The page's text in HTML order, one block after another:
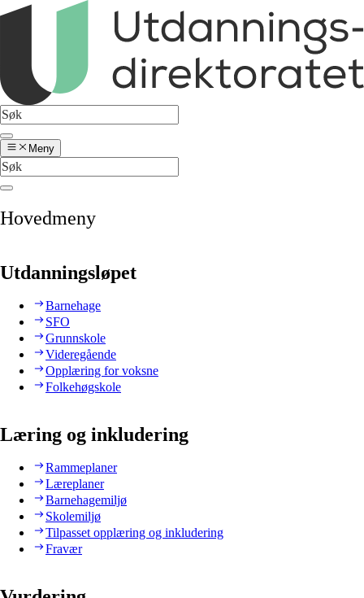
Meny
Hovedmeny
Utdanningsløpet
Barnehage
SFO
Grunnskole
Videregående
Opplæring for voksne
Folkehøgskole
Læring og inkludering
Rammeplaner
Læreplaner
Barnehagemiljø
Skolemiljø
Tilpasset opplæring og inkludering
Fravær